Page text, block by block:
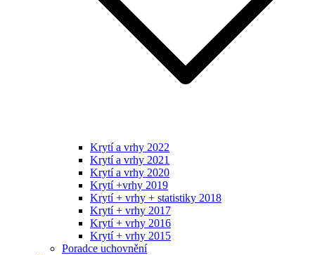
Krytí a vrhy 2022
Krytí a vrhy 2021
Krytí a vrhy 2020
Krytí +vrhy 2019
Krytí + vrhy + statistiky 2018
Krytí + vrhy 2017
Krytí + vrhy 2016
Krytí + vrhy 2015
Poradce uchovnění